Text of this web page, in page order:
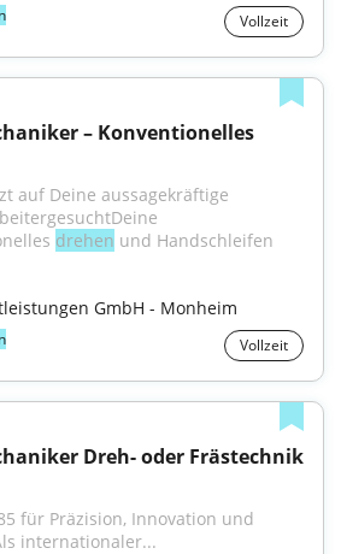
Vollzeit
– Konventionelles
auf Deine aussagekräftige
drehen und Handschleifen
GmbH - Monheim
Vollzeit
Dreh- oder Frästechnik
für Präzision, Innovation und
internationaler...